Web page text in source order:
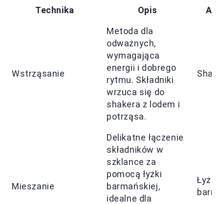
Technika Opis
Wstrząsanie
Metoda dla
odważnych,
wymagająca
energii i dobrego
rytmu. Składniki
wrzuca się do
shakera z lodem i
potrząsa.
Mieszanie
Delikatne łączenie
składników w
szklance za
pomocą łyżki
barmańskiej,
idealne dla